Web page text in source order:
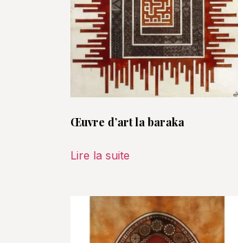
Œuvre d’art la baraka
Lire la suite